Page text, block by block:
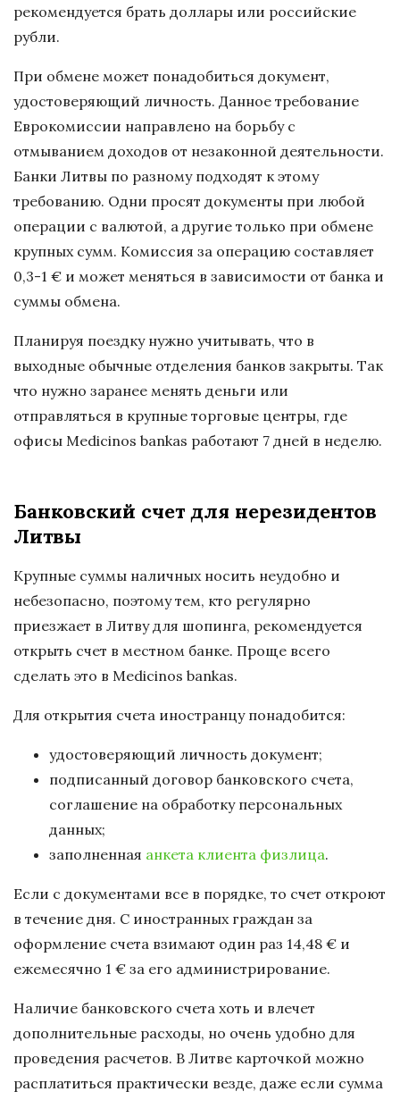
рекомендуется брать доллары или российские
рубли.
При обмене может понадобиться документ,
удостоверяющий личность. Данное требование
Еврокомиссии направлено на борьбу с
отмыванием доходов от незаконной деятельности.
Банки Литвы по разному подходят к этому
требованию. Одни просят документы при любой
операции с валютой, а другие только при обмене
крупных сумм. Комиссия за операцию составляет
0,3-1 € и может меняться в зависимости от банка и
суммы обмена.
Планируя поездку нужно учитывать, что в
выходные обычные отделения банков закрыты. Так
что нужно заранее менять деньги или
отправляться в крупные торговые центры, где
офисы Medicinos bankas работают 7 дней в неделю.
Банковский счет для нерезидентов
Литвы
Крупные суммы наличных носить неудобно и
небезопасно, поэтому тем, кто регулярно
приезжает в Литву для шопинга, рекомендуется
открыть счет в местном банке. Проще всего
сделать это в Medicinos bankas.
Для открытия счета иностранцу понадобится:
удостоверяющий личность документ;
подписанный договор банковского счета,
соглашение на обработку персональных
данных;
заполненная анкета клиента физлица.
Если с документами все в порядке, то счет откроют
в течение дня. С иностранных граждан за
оформление счета взимают один раз 14,48 € и
ежемесячно 1 € за его администрирование.
Наличие банковского счета хоть и влечет
дополнительные расходы, но очень удобно для
проведения расчетов. В Литве карточкой можно
расплатиться практически везде, даже если сумма